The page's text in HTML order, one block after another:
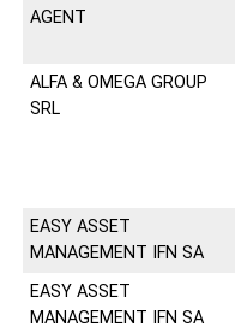
AGENT
ALFA & OMEGA GROUP
SRL
EASY ASSET
MANAGEMENT IFN SA
EASY ASSET
MANAGEMENT IFN SA